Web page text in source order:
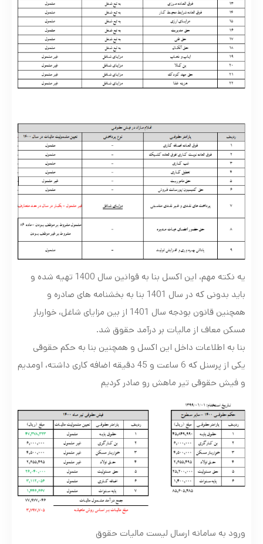
یه نکته مهم، این اکسل بنا به قوانین سال 1400 تهیه شده و
باید بدونی که در سال 1401 بنا به بخشنامه های صادره و
همچنین قانون بودجه سال 1401 از بین مزایای شاغل، خواربار
مسکن معاف از مالیات بر درآمد حقوق شد.
بنا به اطلاعات داخل این اکسل و همچنین بنا به حکم حقوقی
یکی از پرسنل که 6 ساعت و 45 دقیقه اضافه کاری داشته، اومدیم
و فیش حقوقی تیر ماهش رو صادر کردیم
ورود به سامانه ارسال لیست مالیات حقوق